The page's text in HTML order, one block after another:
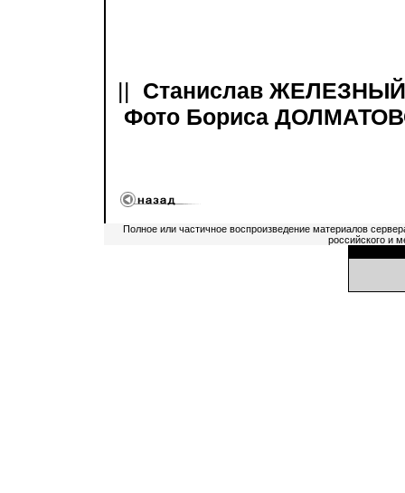
||
Станислав
Фото Бориса
Полное или частичное воспроизведение материалов
российского и